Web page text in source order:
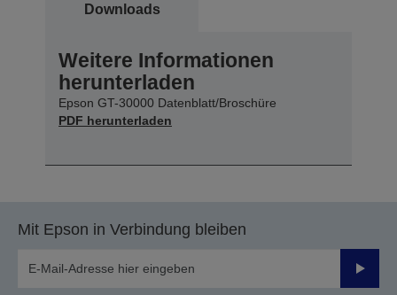
Downloads
Weitere Informationen
herunterladen
Epson GT-30000 Datenblatt/Broschüre
PDF herunterladen
Mit Epson in Verbindung bleiben